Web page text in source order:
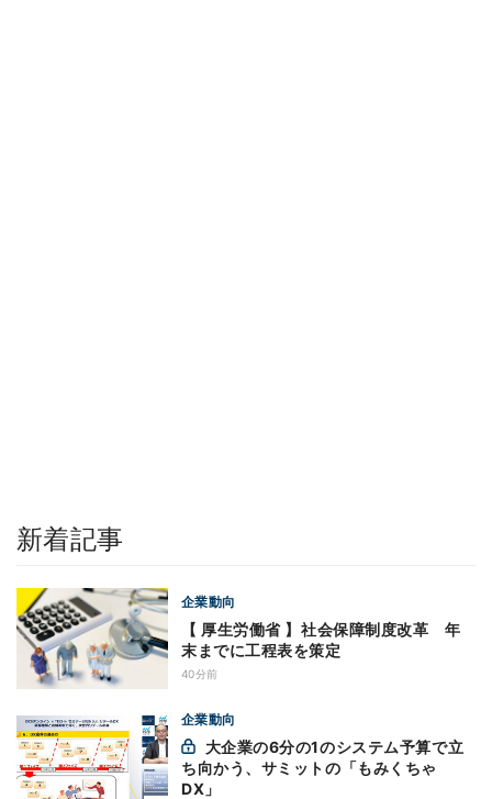
新着記事
企業動向
【 厚生労働省 】社会保障制度改革 年
末までに工程表を策定
40分前
企業動向
ち向かう、サミットの「もみくちゃ
DX」